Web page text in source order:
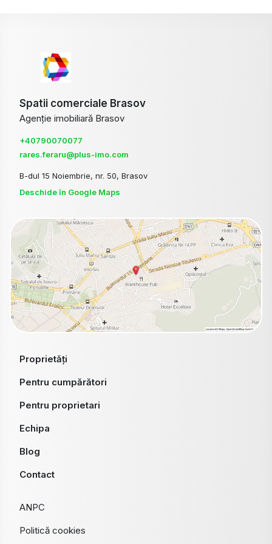
Spatii comerciale Brasov
Agenție imobiliară Brasov
+40790070077
rares.feraru@plus-imo.com
B-dul 15 Noiembrie, nr. 50, Brasov
Deschide în Google Maps
Proprietăți
Pentru cumpărători
Pentru proprietari
Echipa
Blog
Contact
ANPC
Politică cookies